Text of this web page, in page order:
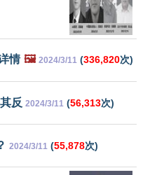
情 🖼️ 2024/3/11 (336,820次)
反 2024/3/11 (56,313次)
2024/3/11 (55,878次)